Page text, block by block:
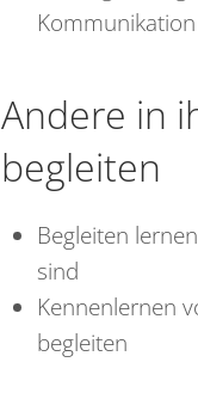
Kommunikation
Andere in
begleiten
Begleiten
sind
Kennenlernen
begleiten